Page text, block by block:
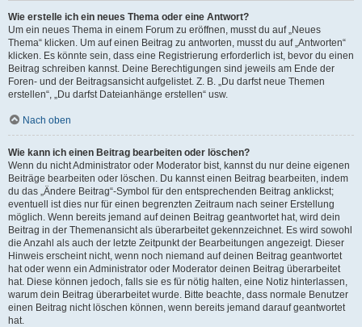
Wie erstelle ich ein neues Thema oder eine Antwort?
Um ein neues Thema in einem Forum zu eröffnen, musst du auf „Neues
Thema“ klicken. Um auf einen Beitrag zu antworten, musst du auf „Antworten“
klicken. Es könnte sein, dass eine Registrierung erforderlich ist, bevor du einen
Beitrag schreiben kannst. Deine Berechtigungen sind jeweils am Ende der
Foren- und der Beitragsansicht aufgelistet. Z. B. „Du darfst neue Themen
erstellen“, „Du darfst Dateianhänge erstellen“ usw.
Nach oben
Wie kann ich einen Beitrag bearbeiten oder löschen?
Wenn du nicht Administrator oder Moderator bist, kannst du nur deine eigenen
Beiträge bearbeiten oder löschen. Du kannst einen Beitrag bearbeiten, indem
du das „Ändere Beitrag“-Symbol für den entsprechenden Beitrag anklickst;
eventuell ist dies nur für einen begrenzten Zeitraum nach seiner Erstellung
möglich. Wenn bereits jemand auf deinen Beitrag geantwortet hat, wird dein
Beitrag in der Themenansicht als überarbeitet gekennzeichnet. Es wird sowohl
die Anzahl als auch der letzte Zeitpunkt der Bearbeitungen angezeigt. Dieser
Hinweis erscheint nicht, wenn noch niemand auf deinen Beitrag geantwortet
hat oder wenn ein Administrator oder Moderator deinen Beitrag überarbeitet
hat. Diese können jedoch, falls sie es für nötig halten, eine Notiz hinterlassen,
warum dein Beitrag überarbeitet wurde. Bitte beachte, dass normale Benutzer
einen Beitrag nicht löschen können, wenn bereits jemand darauf geantwortet
hat.